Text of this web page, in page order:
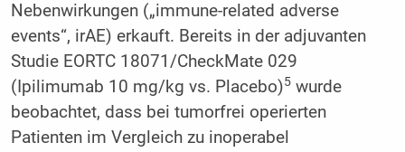
Nebenwirkungen („immune-related adverse
events“, irAE) erkauft. Bereits in der adjuvanten
Studie EORTC 18071/CheckMate 029
(Ipilimumab 10 mg/kg vs. Placebo)5wurde
beobachtet, dass bei tumorfrei operierten
Patienten im Vergleich zu inoperabel